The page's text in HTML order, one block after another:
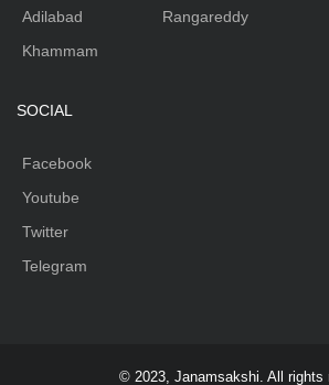
Adilabad
Khammam
Rangareddy
SOCIAL
Facebook
Youtube
Twitter
Telegram
© 2023, Janamsakshi. All rights